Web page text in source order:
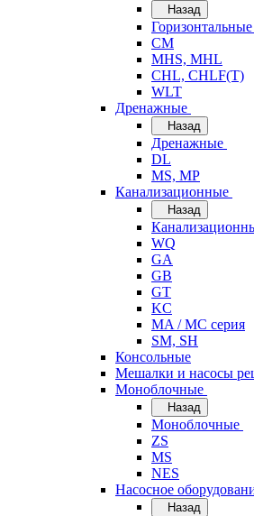
Назад
CM
MHS, MHL
CHL, CHLF(T)
WLT
Дренажные
Назад
Дренажные
DL
MS, MP
Канализационные
Назад
WQ
GA
GB
GT
KC
MA / MC серия
SM, SH
Консольные
Мешалки и насосы
Моноблочные
Назад
Моноблочные
ZS
MS
NES
Насосное
Назад